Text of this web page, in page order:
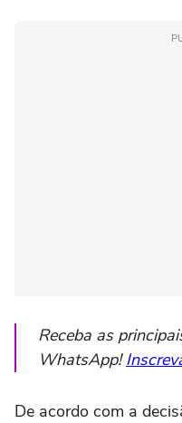
Receba as
WhatsApp!
De acordo com a